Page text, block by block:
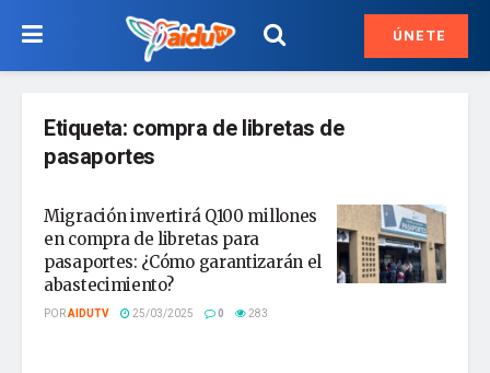
ÚNETE
Etiqueta: compra de libretas de
pasaportes
Migración invertirá Q100 millones
en compra de libretas para
pasaportes: ¿Cómo garantizarán el
abastecimiento?
PORAIDUTV 25/03/2025 0 283